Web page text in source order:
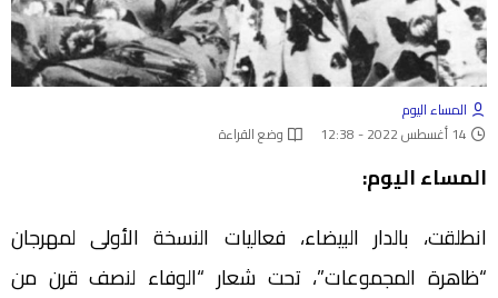
المساء اليوم
14 أغسطس 2022 - 12:38
وضع القراءة
المساء اليوم:
انطلقت، بالدار البيضاء، فعاليات النسخة الأولى لمهرجان
“ظاهرة المجموعات”، تحت شعار “الوفاء لنصف قرن من